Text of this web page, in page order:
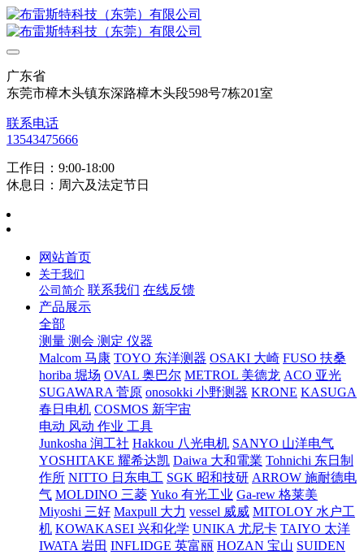
广东省
东莞市樟木头镇东深路樟木头段598号7栋201室
联系电话
13543475666
工作日：9:00-18:00
休息日：周六及法定节日
网站首页
关于我们
公司简介 联系我们 在线反馈
产品展示
全部
测量 测会 测定 仪器
Malcom 马康 TOYO 东洋测器 OSAKI 大崎 FUSO 扶桑
horiba 堀场 OVAL 奥巴尔 METROL 美德龙 ACO 亚光
SUGAWARA 菅原 onosokki 小野测器 KRONE KASUGA
春日电机 COSMOS 新宇宙
电动 风动 作业 工具
Junkosha 润工社 Hakkou 八光电机 SANYO 山洋电气
YOSHITAKE 耀希达凯 Daiwa 大和電業 Tohnichi 东日制
作所 NITTO 日东电工 SGK 昭和技研 ARROW 施耐德电
气 MOLDINO 三菱 Yuko 有光工业 Ga-rew 格莱美
Miyoshi 三好 Maxpull 大力 vessel 威威 MITOLOY 水户工
机 KOWAKASEI 兴和化学 UNIKA 尤尼卡 TAIYO 太洋
IWATA 岩田 INFLIDGE 英富丽 HOZAN 宝山 SUIDEN